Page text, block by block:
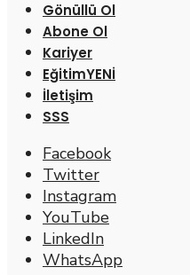
Gönüllü Ol
Abone Ol
Kariyer
Eğitim
İletişim
SSS
Facebook
Twitter
Instagram
YouTube
LinkedIn
WhatsApp